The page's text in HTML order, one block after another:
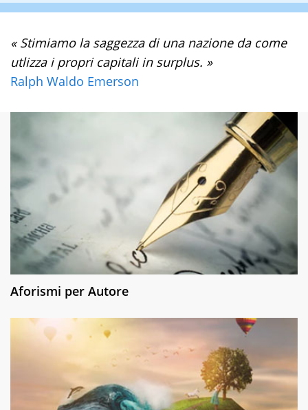
« Stimiamo la saggezza di una nazione da come
utlizza i propri capitali in surplus. »
Ralph Waldo Emerson
Aforismi per Autore